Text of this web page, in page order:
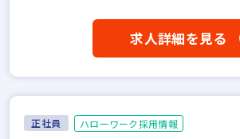
求人詳細を見る
正社員 ハローワーク採用情報